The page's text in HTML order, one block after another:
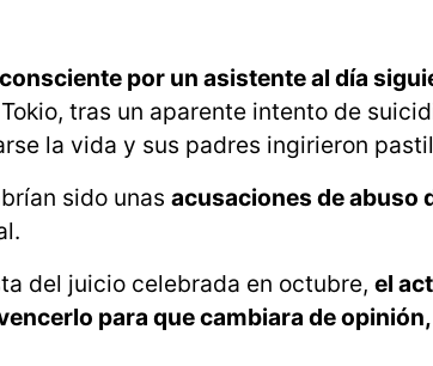
por un asistente al día
tras un aparente intento de
la vida y sus padres ingirieron
sido unas acusaciones de abuso
del juicio celebrada en octubre, el
para que cambiara de opinión,